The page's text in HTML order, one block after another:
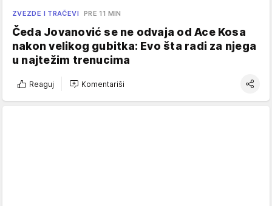
ZVEZDE I TRAČEVI PRE 11 MIN
Čeda Jovanović se ne odvaja od Ace Kosa
nakon velikog gubitka: Evo šta radi za njega
u najtežim trenucima
Reaguj Komentariši